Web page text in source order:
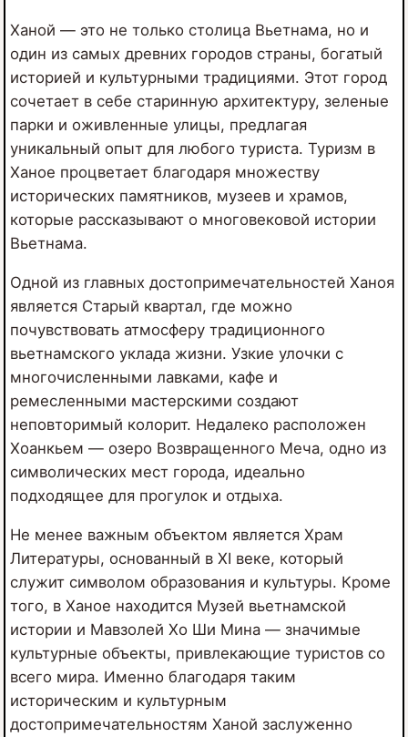
Ханой — это не только столица Вьетнама, но и
один из самых древних городов страны, богатый
историей и культурными традициями. Этот город
сочетает в себе старинную архитектуру, зеленые
парки и оживленные улицы, предлагая
уникальный опыт для любого туриста. Туризм в
Ханое процветает благодаря множеству
исторических памятников, музеев и храмов,
которые рассказывают о многовековой истории
Вьетнама.
Одной из главных достопримечательностей Ханоя
является Старый квартал, где можно
почувствовать атмосферу традиционного
вьетнамского уклада жизни. Узкие улочки с
многочисленными лавками, кафе и
ремесленными мастерскими создают
неповторимый колорит. Недалеко расположен
Хоанкьем — озеро Возвращенного Меча, одно из
символических мест города, идеально
подходящее для прогулок и отдыха.
Не менее важным объектом является Храм
Литературы, основанный в XI веке, который
служит символом образования и культуры. Кроме
того, в Ханое находится Музей вьетнамской
истории и Мавзолей Хо Ши Мина — значимые
культурные объекты, привлекающие туристов со
всего мира. Именно благодаря таким
историческим и культурным
достопримечательностям Ханой заслуженно